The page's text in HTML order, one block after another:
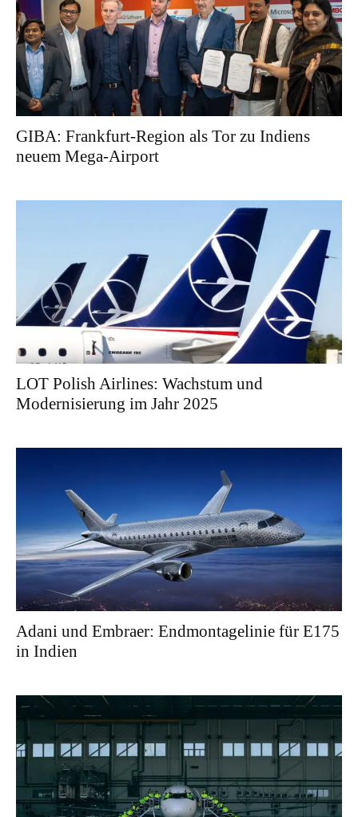
GIBA: Frankfurt-Region als Tor zu Indiens
neuem Mega-Airport
LOT Polish Airlines: Wachstum und
Modernisierung im Jahr 2025
Adani und Embraer: Endmontagelinie für E175
in Indien